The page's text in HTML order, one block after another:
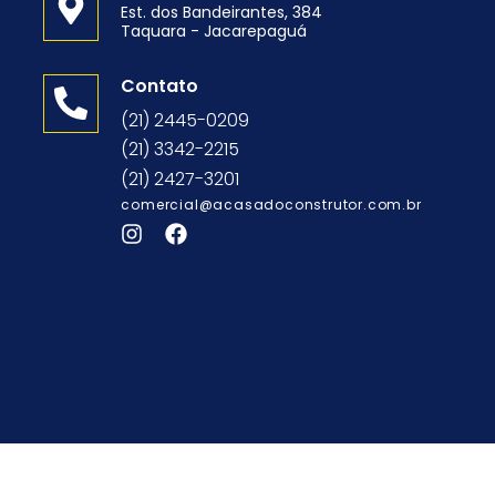
Est. dos Bandeirantes, 384
Taquara - Jacarepaguá
Contato
(21) 2445-0209
(21) 3342-2215
(21) 2427-3201
comercial@acasadoconstrutor.com.br